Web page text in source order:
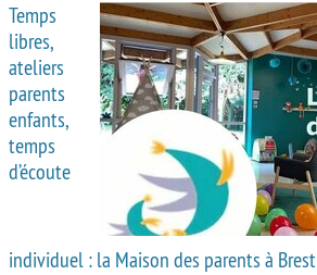
Temps
libres,
ateliers
parents
enfants,
temps
d’écoute
individuel : la Maison des parents à Brest